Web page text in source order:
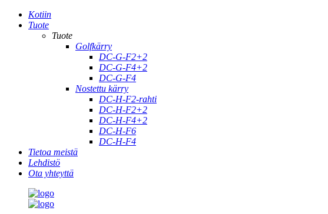
Kotiin
Tuote
Tuote
Golfkärry
DC-G-F2+2
DC-G-F4+2
DC-G-F4
Nostettu kärry
DC-H-F2-rahti
DC-H-F2+2
DC-H-F4+2
DC-H-F6
DC-H-F4
Tietoa meistä
Lehdistö
Ota yhteyttä